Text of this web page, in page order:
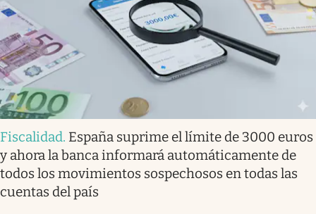
Fiscalidad. España suprime el límite de 3000 euros
y ahora la banca informará automáticamente de
todos los movimientos sospechosos en todas las
cuentas del país